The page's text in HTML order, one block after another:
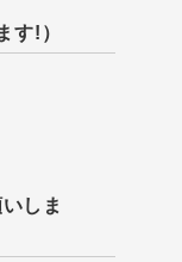
す!）
しま